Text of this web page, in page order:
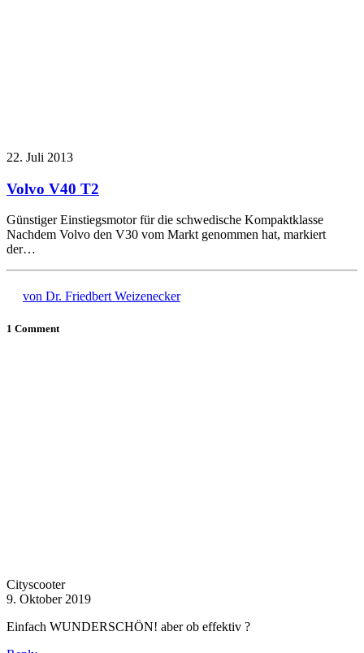
22. Juli 2013
Volvo V40 T2
Günstiger Einstiegsmotor für die schwedische Kompaktklasse
Nachdem Volvo den V30 vom Markt genommen hat, markiert
der…
von Dr. Friedbert Weizenecker
1 Comment
Cityscooter
9. Oktober 2019
Einfach WUNDERSCHÖN! aber ob effektiv ?